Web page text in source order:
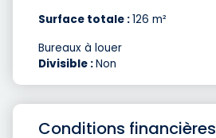
Surface totale :126 m²
Bureaux à louer
Divisible :Non
Conditions financières